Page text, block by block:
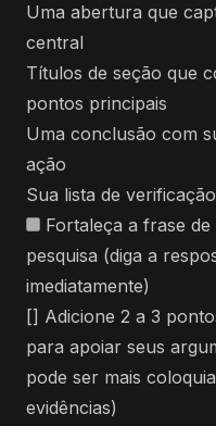
Uma abertura que
central
Títulos de seção que
pontos principais
Uma conclusão com
ação
Sua lista de
Fortaleça a frase
pesquisa (diga a
imediatamente)
[] Adicione 2 a 3
para apoiar seus
pode ser mais
evidências)